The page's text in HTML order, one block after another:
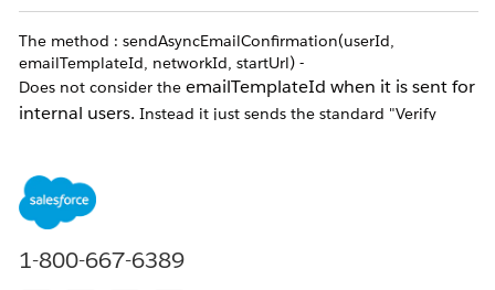
The method : sendAsyncEmailConfirmation(userId,
emailTemplateId, networkId, startUrl) -
Does not consider the emailTemplateId when it is sent for
internal users. Instead it just sends the standard "Verify
1-800-667-6389